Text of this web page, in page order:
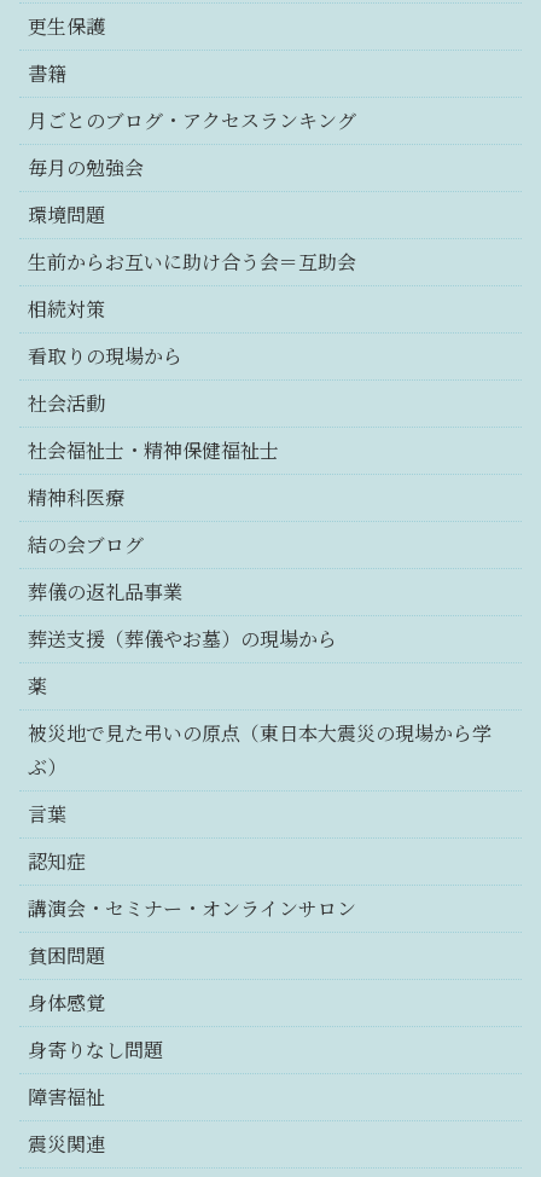
更生保護
書籍
月ごとのブログ・アクセスランキング
毎月の勉強会
環境問題
生前からお互いに助け合う会＝互助会
相続対策
看取りの現場から
社会活動
社会福祉士・精神保健福祉士
精神科医療
結の会ブログ
葬儀の返礼品事業
葬送支援（葬儀やお墓）の現場から
薬
被災地で見た弔いの原点（東日本大震災の現場から学
ぶ）
言葉
認知症
講演会・セミナー・オンラインサロン
貧困問題
身体感覚
身寄りなし問題
障害福祉
震災関連